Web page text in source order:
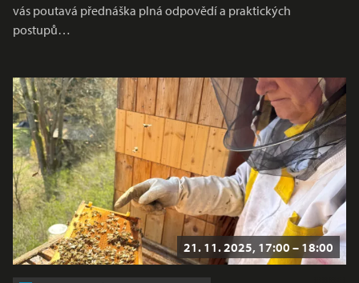
vás poutavá přednáška plná odpovědí a praktických
postupů…
21. 11. 2025, 17:00 – 18:00